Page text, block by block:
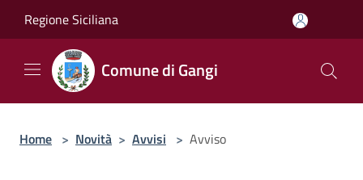
Regione Siciliana
Comune di Gangi
Home > Novità > Avvisi > Avviso